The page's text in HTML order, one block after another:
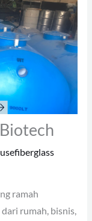
usefiberglass
ramah
rumah, bisnis,